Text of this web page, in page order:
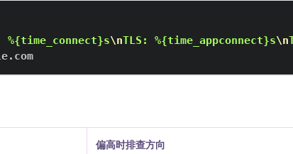
%{time_connect}s\nTLS: %{time_appconnect}s\n
偏高时排查方向